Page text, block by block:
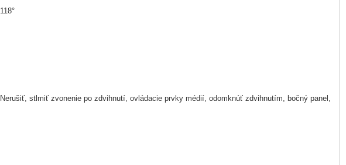
stlmiť zvonenie po zdvihnutí, ovládacie prvky médií, odomknúť zdvihnutím, bočný panel,